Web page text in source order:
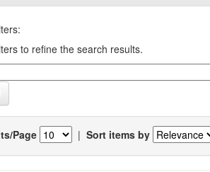
to refine the search results.
Page | Sort items by